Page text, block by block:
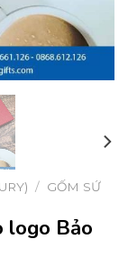
/ GỐM SỨ
logo Bảo